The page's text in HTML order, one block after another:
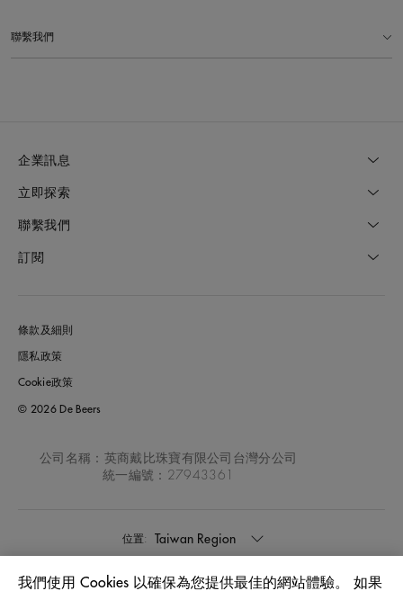
聯繫我們
企業訊息
立即探索
聯繫我們
訂閱
條款及細則
隱私政策
Cookie政策
© 2026 De Beers
公司名稱：英商戴比珠寶有限公司台灣分公司
統一編號：27943361
位置: Taiwan Region
我們使用 Cookies 以確保為您提供最佳的網站體驗。 如果